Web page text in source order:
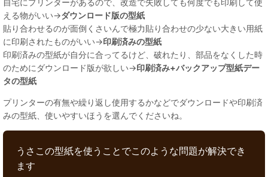
自宅にプリンターがあるので、改造で失敗しても何度でも印刷して使
える物がいい→ダウンロード版の型紙
貼り合わせるのが面倒くさいんで極力貼り合わせの少ない大きい用紙
に印刷されたものがいい→印刷済みの型紙
印刷済みの型紙が自分に合ってるけど、破れたり、部品をなくした時
のためにダウンロード版が欲しい→印刷済み+バックアップ型紙デー
タの型紙
プリンターの有無や繰り返し使用するかなどでダウンロードや印刷済
みの型紙、使いやすいほうを選んでくださいね。
うさこの型紙を使うことでこのような問題が解決でき
ます